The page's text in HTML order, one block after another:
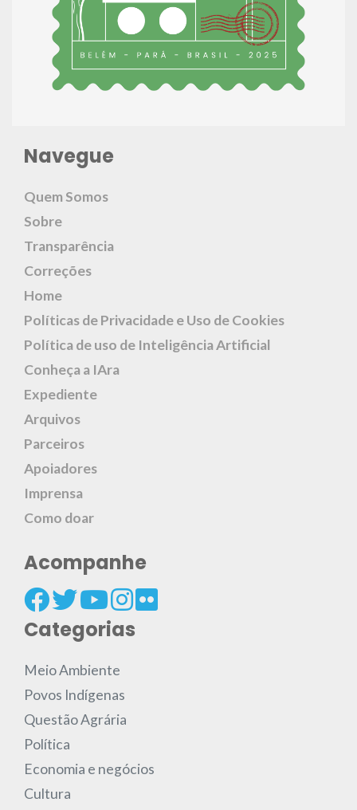
Navegue
Quem Somos
Sobre
Transparência
Correções
Home
Políticas de Privacidade e Uso de Cookies
Política de uso de Inteligência Artificial
Conheça a IAra
Expediente
Arquivos
Parceiros
Apoiadores
Imprensa
Como doar
Acompanhe
Categorias
Meio Ambiente
Povos Indígenas
Questão Agrária
Política
Economia e negócios
Cultura